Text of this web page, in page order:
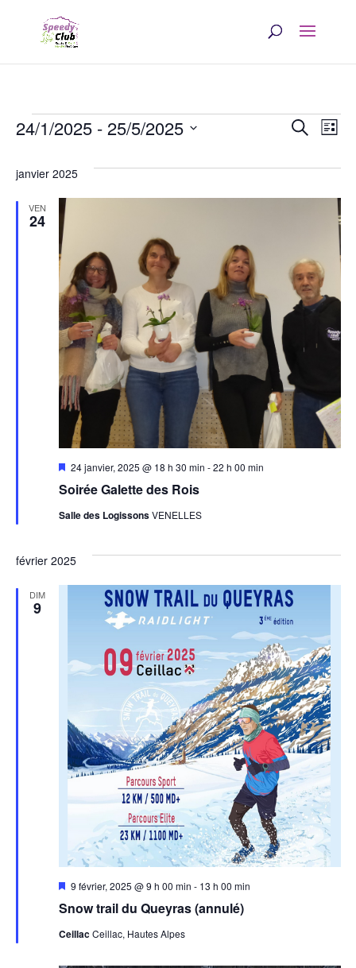
Évènements
et
vues
Recherche
Liste
24/1/2025 - 25/5/2025
une
janvier 2025
VEN
24
Soirée Galette des Rois
Mis
avant
24 janvier, 2025 @ 18 h 30 min -22 h 00 min
Salle des LogissonsVENELLES
février 2025
DIM
9
Snow trail du Queyras (annulé)
Mis
avant
9 février, 2025 @ 9 h 00 min - 13 h 00 min
CeillacCeillac, Hautes Alpes